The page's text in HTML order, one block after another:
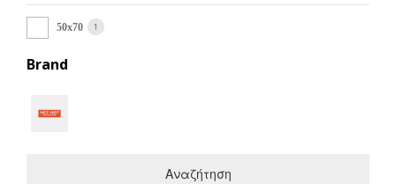
50x70 1
Brand
Αναζήτηση